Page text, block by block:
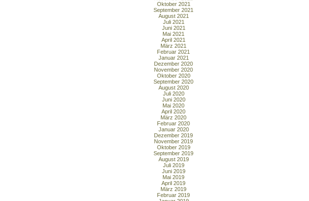
Oktober 2021
September 2021
August 2021
Juli 2021
Juni 2021
Mai 2021
April 2021
März 2021
Februar 2021
Januar 2021
Dezember 2020
November 2020
Oktober 2020
September 2020
August 2020
Juli 2020
Juni 2020
Mai 2020
April 2020
März 2020
Februar 2020
Januar 2020
Dezember 2019
November 2019
Oktober 2019
September 2019
August 2019
Juli 2019
Juni 2019
Mai 2019
April 2019
März 2019
Februar 2019